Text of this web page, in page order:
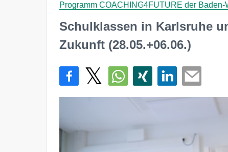
Programm COACHING4FUTURE der Baden-
Schulklassen in Karlsruhe
Zukunft (28.05.+06.06.)